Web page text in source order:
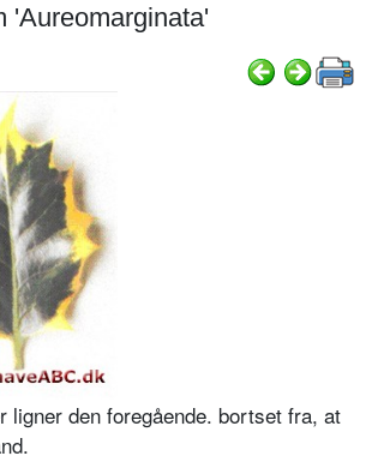
'Aureomarginata'
ligner den foregående. bortset fra, at